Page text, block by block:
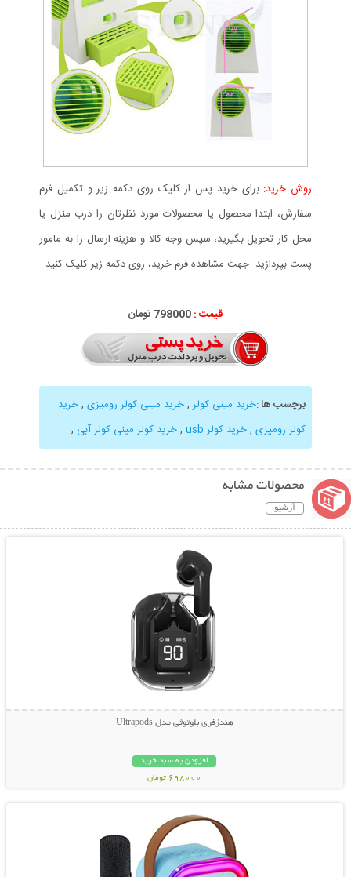
روش خرید: برای خرید پس از کلیک روی دکمه زیر و تکمیل فرم
سفارش، ابتدا محصول یا محصولات مورد نظرتان را درب منزل یا
محل کار تحویل بگیرید، سپس وجه کالا و هزینه ارسال را به مامور
پست بپردازید. جهت مشاهده فرم خرید، روی دکمه زیر کلیک کنید.
قیمت :798000 تومان
برچسب ها:خرید مینی کولر ,خرید مینی کولر رومیزی ,خرید
کولر رومیزی ,خرید کولر usb ,خرید کولر مینی کولر آبی ,
محصولات مشابه
آرشیو
هندزفری بلوتوثی مدل Ultrapods
افزودن به سبد خرید
698000 تومان
نمایش توضیحات بیشتر